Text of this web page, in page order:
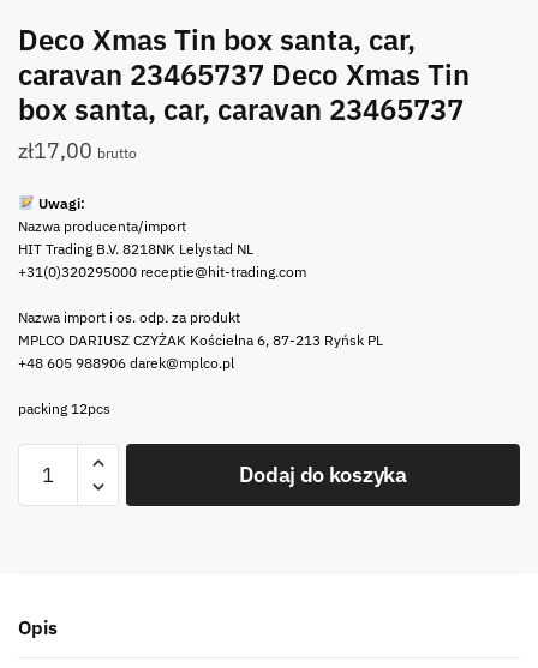
Deco Xmas Tin box santa, car,
caravan 23465737 Deco Xmas Tin
box santa, car, caravan 23465737
zł17,00 brutto
Uwagi:
Nazwa producenta/import
HIT Trading B.V. 8218NK Lelystad NL
+31(0)320295000 receptie@hit-trading.com
Nazwa import i os. odp. za produkt
MPLCO DARIUSZ CZYŻAK Kościelna 6, 87-213 Ryńsk PL
+48 605 988906 darek@mplco.pl
packing 12pcs
Deco
car,
Dodaj do koszyka
Opis